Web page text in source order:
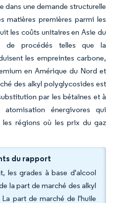
dans une demande structurelle
matières premières parmi les
les coûts unitaires en Asie du
de procédés telles que la
les empreintes carbone,
en Amérique du Nord et
des alkyl polyglycosides est
par les bétaïnes et à
énergivores qui
régions où les prix du gaz
du rapport
les grades à base d'alcool
la part de marché des alkyl
part de marché de l'huile